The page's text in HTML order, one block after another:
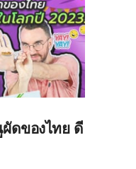
ดของไทย ดี